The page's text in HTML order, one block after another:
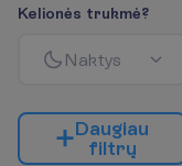
Kelionės trukmė?
Naktys
Daugiau
filtrų